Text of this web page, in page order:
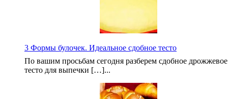
3 Формы булочек. Идеальное сдобное тесто
По вашим просьбам сегодня разберем сдобное дрожжевое
тесто для выпечки […]...